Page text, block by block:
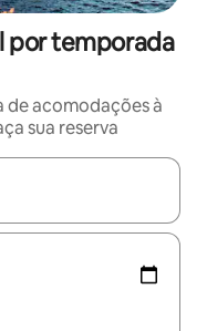
por temporada
acomodações à
sua reserva
explore-os